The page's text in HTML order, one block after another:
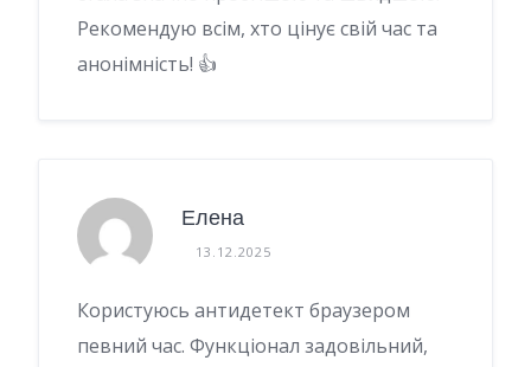
Рекомендую всім, хто цінує свій час та
анонімність! 👍
Елена
13.12.2025
Користуюсь антидетект браузером
певний час. Функціонал задовільний,